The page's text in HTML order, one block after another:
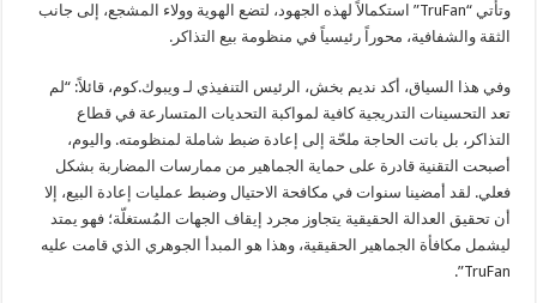
وتأتي “TruFan” استكمالاً لهذه الجهود، لتضع الهوية وولاء المشجع، إلى جانب
الثقة والشفافية، محوراً رئيسياً في منظومة بيع التذاكر.
وفي هذا السياق، أكد نديم بخش، الرئيس التنفيذي لـ ويبوك.كوم، قائلاً: “لم
تعد التحسينات التدريجية كافية لمواكبة التحديات المتسارعة في قطاع
التذاكر، بل باتت الحاجة ملحّة إلى إعادة ضبط شاملة لمنظومته. واليوم،
أصبحت التقنية قادرة على حماية الجماهير من ممارسات المضاربة بشكل
فعلي. لقد أمضينا سنوات في مكافحة الاحتيال وضبط عمليات إعادة البيع، إلا
أن تحقيق العدالة الحقيقية يتجاوز مجرد إيقاف الجهات المُستغلّة؛ فهو يمتد
ليشمل مكافأة الجماهير الحقيقية، وهذا هو المبدأ الجوهري الذي قامت عليه
TruFan”.